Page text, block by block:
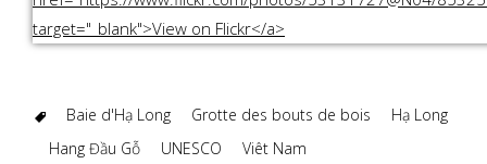
Baie d'Hạ Long Grotte des bouts de bois
Hạ Long
Hang Đầu Gỗ
UNESCO Viêt Nam